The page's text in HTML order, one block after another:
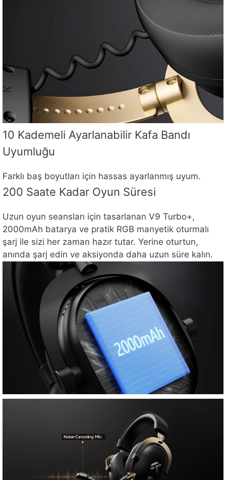
10 Kademeli Ayarlanabilir Kafa Bandı
Uyumluğu
Farklı baş boyutları için hassas ayarlanmış uyum.
200 Saate Kadar Oyun Süresi
Uzun oyun seansları için tasarlanan V9 Turbo+,
2000mAh batarya ve pratik RGB manyetik oturmalı
şarj ile sizi her zaman hazır tutar. Yerine oturtun,
anında şarj edin ve aksiyonda daha uzun süre kalın.